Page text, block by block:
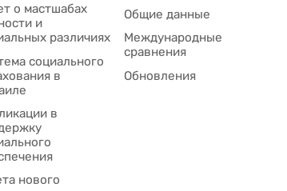
Общие данные
Международные
сравнения
Обновления
о мастшабах
и
различиях
социального
в
в
нового